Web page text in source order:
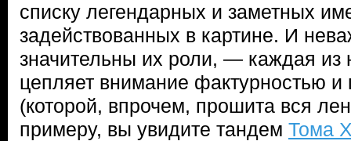
списку легендарных и заметных
задействованных в картине. И
значительны их роли, — каждая из
цепляет внимание фактурностью и
(которой, впрочем, прошита вся
примеру, вы увидите тандем Тома